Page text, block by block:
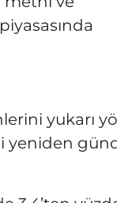
yukarı
yeniden